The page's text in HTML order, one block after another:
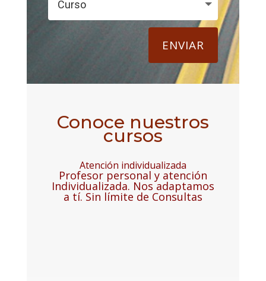
ENVIAR
Conoce nuestros
cursos
Atención individualizada
Profesor personal y atención
Individualizada. Nos adaptamos
a tí. Sin límite de Consultas